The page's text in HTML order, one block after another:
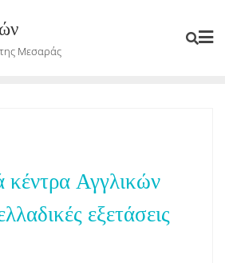
της Μεσαράς
κέντρα Αγγλικών
εξετάσεις